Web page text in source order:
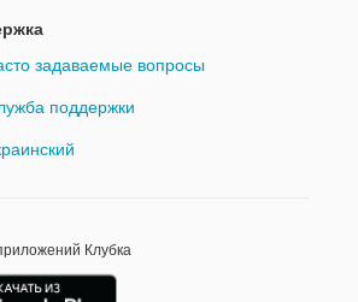
задаваемые вопросы
поддержки
Клубка